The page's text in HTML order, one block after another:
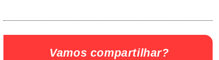
Vamos compartilhar?